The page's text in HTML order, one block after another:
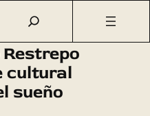
Archivo de prensa
A Gustavo
le quita el sueño
cultural
sueño